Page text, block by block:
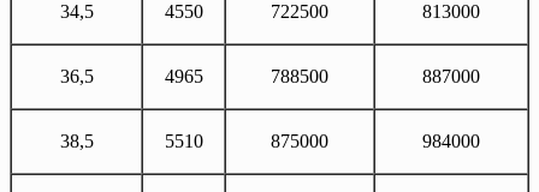
34,5 4550 722500 813000
36,5 4965 788500 887000
38,5 5510 875000 984000